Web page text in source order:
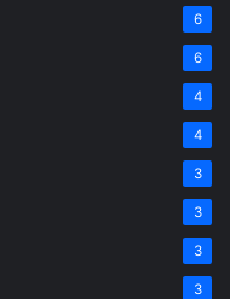
6
6
4
4
3
3
3
3